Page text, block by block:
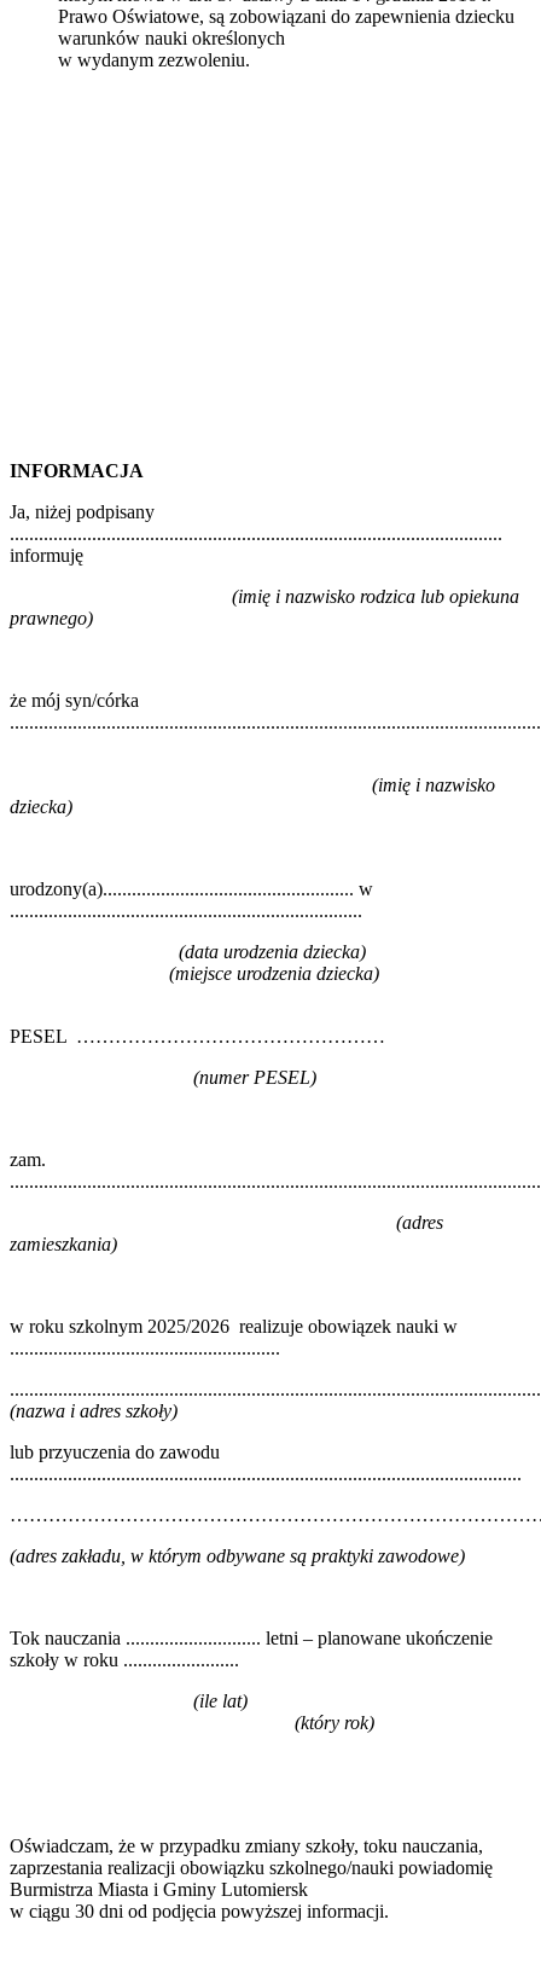
Prawo Oświatowe, są zobowiązani do zapewnienia dziecku
warunków nauki określonych
w wydanym zezwoleniu.
INFORMACJA
Ja, niżej podpisany
......................................................................................................
informuję
(imię i nazwisko rodzica lub opiekuna
prawnego)
że mój syn/córka
(imię i nazwisko
dziecka)
urodzony(a).................................................... w
.........................................................................
(data urodzenia dziecka)
(miejsce urodzenia dziecka)
PESEL …………………………………………
(numer PESEL)
zam.
(adres
zamieszkania)
w roku szkolnym 2025/2026 realizuje obowiązek nauki w
........................................................
(nazwa i adres szkoły)
lub przyuczenia do zawodu
..........................................................................................................
(adres zakładu, w którym odbywane są praktyki zawodowe)
Tok nauczania ............................ letni – planowane ukończenie
szkoły w roku ........................
(ile lat)
(który rok)
Oświadczam, że w przypadku zmiany szkoły, toku nauczania,
zaprzestania realizacji obowiązku szkolnego/nauki powiadomię
Burmistrza Miasta i Gminy Lutomiersk
w ciągu 30 dni od podjęcia powyższej informacji.